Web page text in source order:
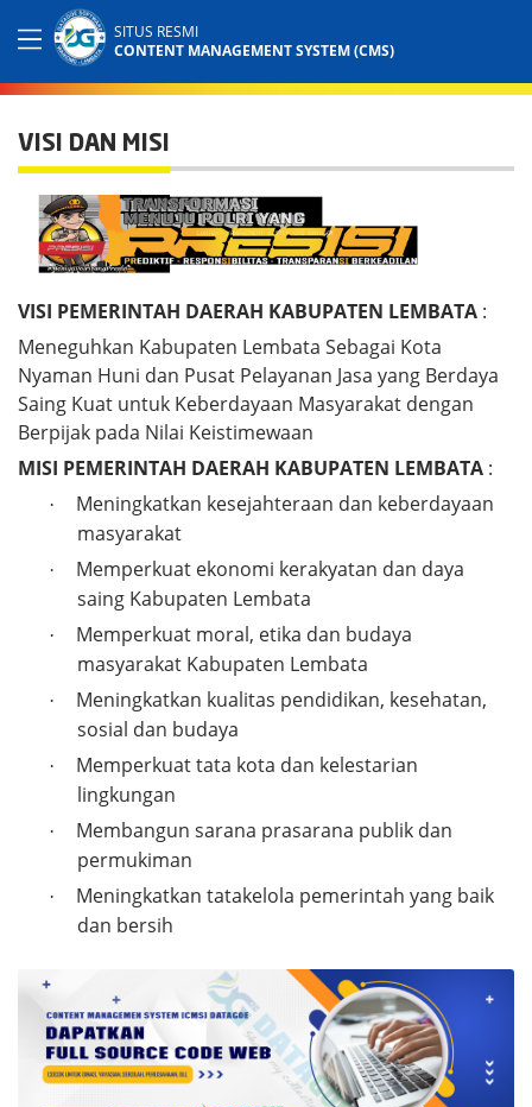
SITUS RESMI
CONTENT MANAGEMENT SYSTEM (CMS)
VISI DAN MISI
VISI PEMERINTAH DAERAH KABUPATEN LEMBATA :
Meneguhkan Kabupaten Lembata Sebagai Kota
Nyaman Huni dan Pusat Pelayanan Jasa yang Berdaya
Saing Kuat untuk Keberdayaan Masyarakat dengan
Berpijak pada Nilai Keistimewaan
MISI PEMERINTAH DAERAH KABUPATEN LEMBATA :
·
Meningkatkan kesejahteraan dan keberdayaan
masyarakat
·
Memperkuat ekonomi kerakyatan dan daya
saing Kabupaten Lembata
·
Memperkuat moral, etika dan budaya
masyarakat Kabupaten Lembata
·
Meningkatkan kualitas pendidikan, kesehatan,
sosial dan budaya
·
Memperkuat tata kota dan kelestarian
lingkungan
·
Membangun sarana prasarana publik dan
permukiman
·
Meningkatkan tatakelola pemerintah yang baik
dan bersih